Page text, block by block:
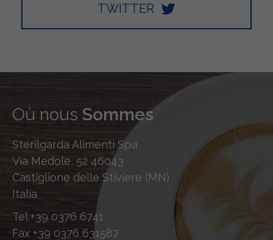
TWITTER
Où nous Sommes
Sterilgarda Alimenti Spa
Via Medole, 52 46043
Castiglione delle Stiviere (MN)
Italia
Tel +39 0376 6741
Fax +39 0376 631587